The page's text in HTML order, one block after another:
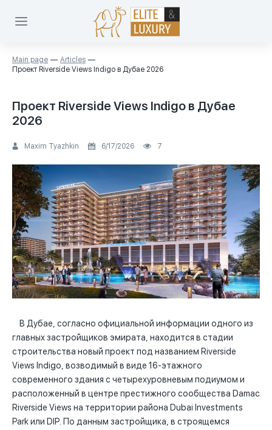
Main page
Articles
Проект Riverside Views Indigo в Дубае 2026
Проект Riverside Views Indigo в Дубае
2026
Maxim Tyazhkin 6/17/2026 7
В Дубае, согласно официальной информации одного из
главных застройщиков эмирата, находится в стадии
строительства новый проект под названием Riverside
Views Indigo, возводимый в виде 16-этажного
современного здания с четырехуровневым подиумом и
расположенный в центре престижного сообщества Damac
Riverside Views на территории района Dubai Investments
Park или DIP. По данным застройщика, в строящемся